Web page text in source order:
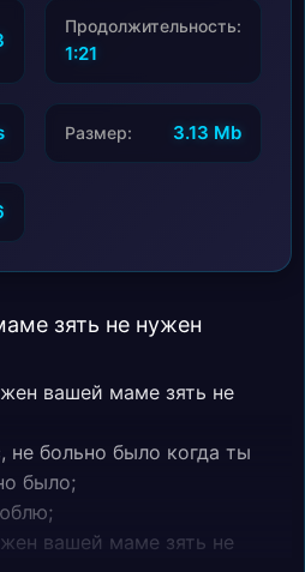
Продолжительность:
1:21
Размер: 3.13 Mb
зять не нужен
вашей маме зять не
не больно было когда ты
было;
вашей маме зять не